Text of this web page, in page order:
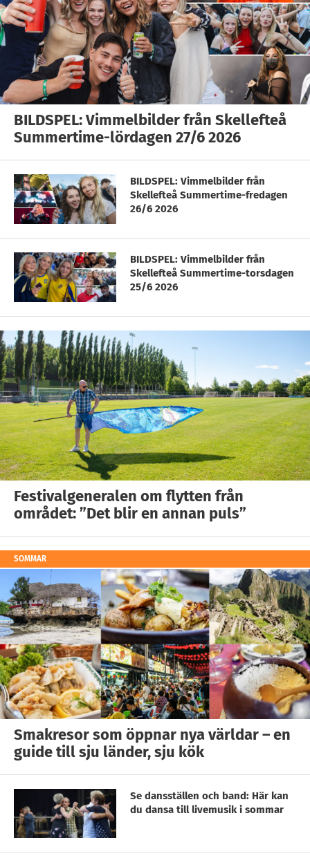
BILDSPEL: Vimmelbilder från Skellefteå
Summertime-lördagen 27/6 2026
BILDSPEL: Vimmelbilder från
Skellefteå Summertime-fredagen
26/6 2026
BILDSPEL: Vimmelbilder från
Skellefteå Summertime-torsdagen
25/6 2026
Festivalgeneralen om flytten från
området: ”Det blir en annan puls”
SOMMAR
Smakresor som öppnar nya världar – en
guide till sju länder, sju kök
Se dansställen och band: Här kan
du dansa till livemusik i sommar